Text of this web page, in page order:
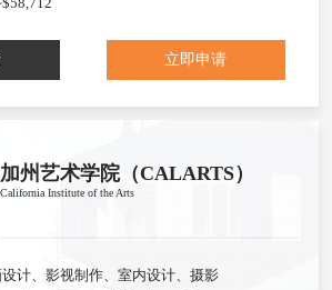
立即申请
加州艺术学院（CALARTS）
California Institute of the Arts
计、影视制作、室内设计、摄影